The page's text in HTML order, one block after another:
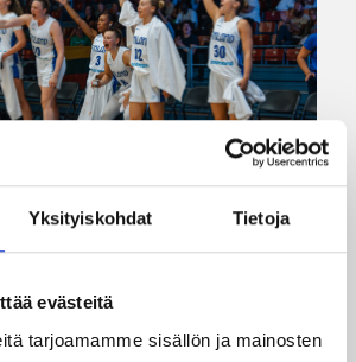
Yksityiskohdat Tietoja
evästeitä
tarjoamamme sisällön ja mainosten
21:44
puolustus rautaa
–